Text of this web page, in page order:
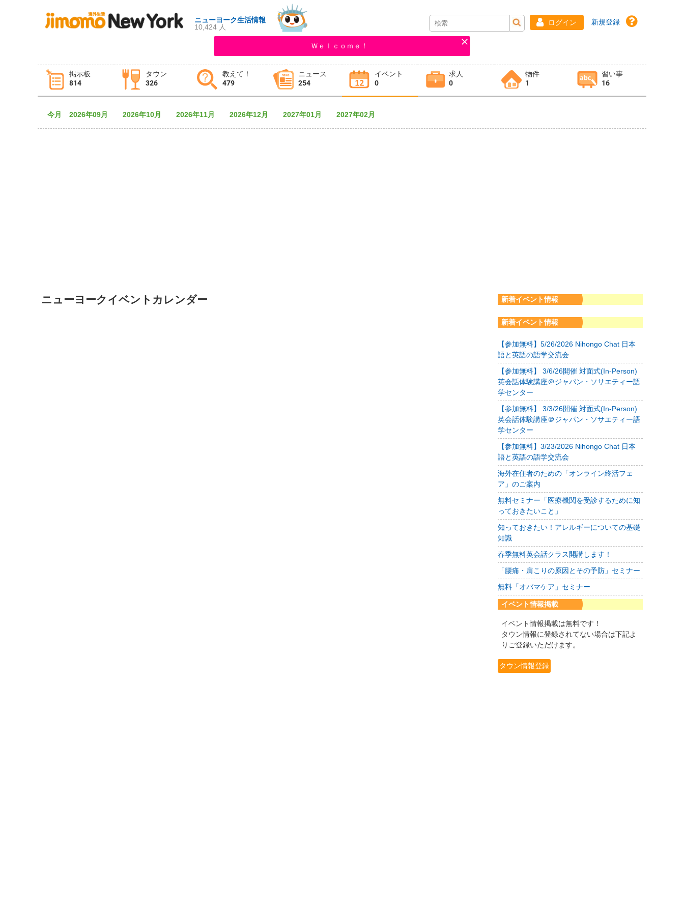
ニューヨーク生活情報
10,424 人
ログイン 新規登録
Ｗｅｌｃｏｍｅ！
掲示板
814
タウン
326
教えて！
479
ニュース
254
イベント
0
求人
0
物件
1
習い事
16
タウン情報
今月 2026年09月 2026年10月 2026年11月 2026年12月 2027年01月 2027年02月
ニューヨークイベントカレンダー 新着イベント情報
新着イベント情報
【参加無料】5/26/2026 Nihongo Chat 日本
語と英語の語学交流会
【参加無料】 3/6/26開催 対面式(In-Person)
英会話体験講座＠ジャパン・ソサエティー語
学センター
【参加無料】 3/3/26開催 対面式(In-Person)
英会話体験講座＠ジャパン・ソサエティー語
学センター
【参加無料】3/23/2026 Nihongo Chat 日本
語と英語の語学交流会
海外在住者のための「オンライン終活フェ
ア」のご案内
無料セミナー「医療機関を受診するために知
っておきたいこと」
知っておきたい！アレルギーについての基礎
知識
春季無料英会話クラス開講します！
「腰痛・肩こりの原因とその予防」セミナー
無料「オバマケア」セミナー
イベント情報掲載
イベント情報掲載は無料です！
タウン情報に登録されてない場合は下記よ
りご登録いただけます。
タウン情報登録